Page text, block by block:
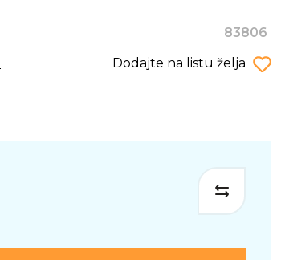
83806
Dodajte na listu želja